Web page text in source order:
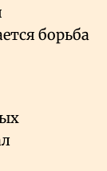
борьба